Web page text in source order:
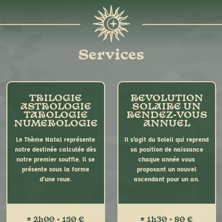
Services
TRILOGIE
ASTROLOGIE
TAROLOGIE
NUMEROLOGIE
Le Thème Natal représente
notre destinée calculée dès
notre premier souffle. Il se
présente sous la forme
d’une roue.
± 2h00 • 150 €
REVOLUTION
SOLAIRE UN
RENDEZ-VOUS
ANNUEL
Il s’agit du Soleil qui reprend
sa position de naissance
chaque année vous
proposant un nouvel
ascendant pour un an.
± 1h30 • 80 €